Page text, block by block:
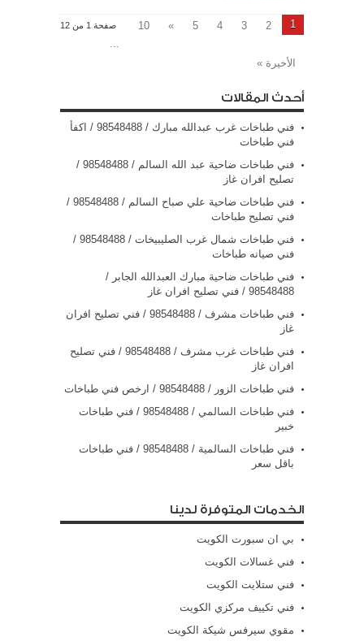
صفحة 1 من 12 1
2
3
4
5
»
10
...
الأخيرة »
أحدث المقالات
فني طباخات غرب عبدالله مبارك / 98548488 / اكفأ
فني طباخات
فني طباخات ضاحية عبد الله السالم / 98548488 /
تصليح افران غاز
فني طباخات ضاحية علي صباح السالم / 98548488 /
فني تصليح طباخات
فني طباخات شمال غرب الصليبيخات / 98548488 /
فني صيانه طباخات
فني طباخات ضاحية مبارك العبدالله الجابر /
98548488 / فني تصليح افران غاز
فني طباخات مشرف / 98548488 / فني تصليح افران
غاز
فني طباخات غرب مشرف / 98548488 / فني تصليح
افران غاز
فني طباخات الزور / 98548488 / ارخص فني طباخات
فني طباخات السالمي / 98548488 / فني طباخات
خبير
فني طباخات السالمية / 98548488 / فني طباخات
باقل سعر
الخدمات المتوفرة لدينا
بي ان سبورت الكويت
فني غسالات الكويت
فني ستلايت الكويت
فني تكييف مركزي الكويت
مقوي سيرفس شيكة الكويت